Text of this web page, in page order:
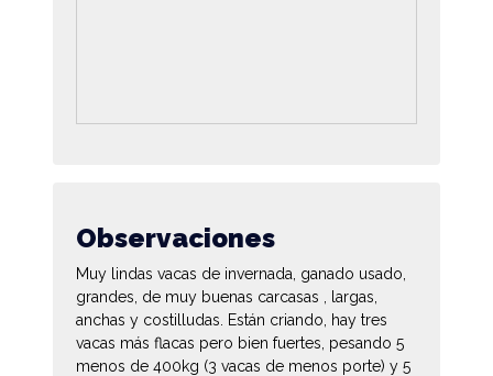
Observaciones
Muy lindas vacas de invernada, ganado usado,
grandes, de muy buenas carcasas , largas,
anchas y costilludas. Están criando, hay tres
vacas más flacas pero bien fuertes, pesando 5
menos de 400kg (3 vacas de menos porte) y 5